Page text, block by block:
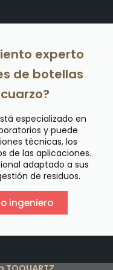
experto
de botellas
especializado en
y puede
técnicas, los
de las aplicaciones.
adaptado a sus
de residuos.
ingeniero